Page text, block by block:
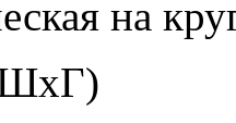
на